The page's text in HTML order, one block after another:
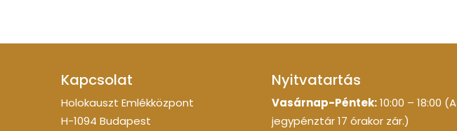
Kapcsolat
Holokauszt Emlékközpont
H-1094 Budapest
Nyitvatartás
Vasárnap-Péntek:10:00 – 18:00 (A
jegypénztár 17 órakor zár.)